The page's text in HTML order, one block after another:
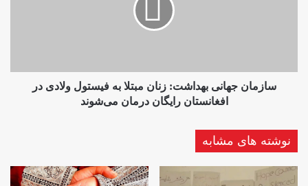
در
افغانستان
می‌شوند
سازمان جهانی بهداشت: زنان مبتلا به فیستول ولادی در
افغانستان رایگان درمان می‌شوند
نوشته های مشابه